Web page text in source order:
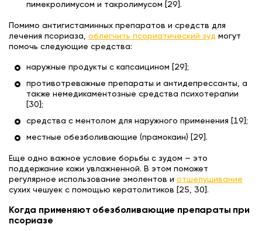
пимекролимусом и такролимусом [29].
Помимо антигистаминных препаратов и средств для
лечения псориаза, облегчить псориатический зуд могут
помочь следующие средства:
наружные продукты с капсаицином [29];
противотревожные препараты и антидепрессанты, а
также немедикаментозные средства психотерапии
[30];
средства с ментолом для наружного применения [19];
местные обезболивающие (прамокаин) [29].
Еще одно важное условие борьбы с зудом — это
поддержание кожи увлажненной. В этом поможет
регулярное использование эмолентов и отшелушивание
сухих чешуек с помощью кератолитиков [25, 30].
Когда применяют обезболивающие препараты при
псориазе